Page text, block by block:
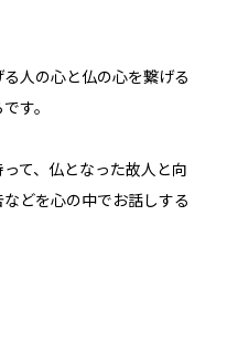
人の心と仏の心を繋げる
す。
て、仏となった故人と向
どを心の中でお話しする